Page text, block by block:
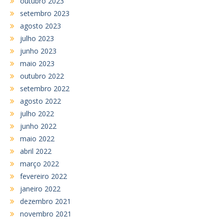
setembro 2023
agosto 2023
julho 2023
junho 2023
maio 2023
outubro 2022
setembro 2022
agosto 2022
julho 2022
junho 2022
maio 2022
abril 2022
março 2022
fevereiro 2022
janeiro 2022
dezembro 2021
novembro 2021